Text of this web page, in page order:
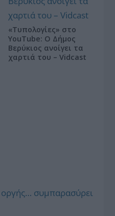
«Τυπολογίες» στο
YouTube: Ο Δήμος
Βερύκιος ανοίγει τα
χαρτιά του – Vidcast